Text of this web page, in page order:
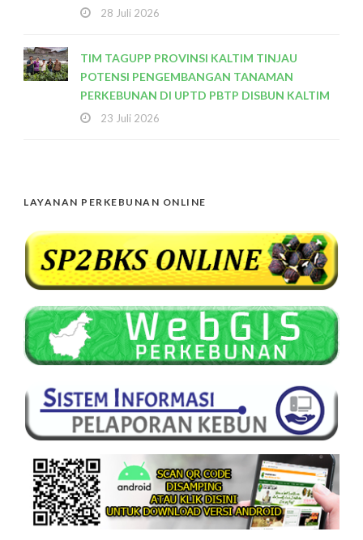
28 Juli 2026
TIM TAGUPP PROVINSI KALTIM TINJAU
POTENSI PENGEMBANGAN TANAMAN
PERKEBUNAN DI UPTD PBTP DISBUN KALTIM
23 Juli 2026
LAYANAN PERKEBUNAN ONLINE